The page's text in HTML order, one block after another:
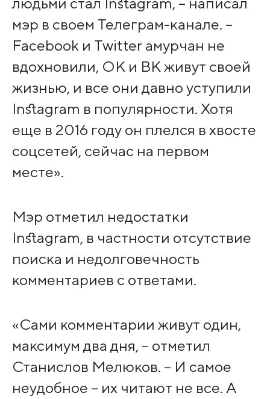
мэр в своем Телеграм-канале. –
Facebook и Twitter амурчан не
вдохновили, ОК и ВК живут своей
жизнью, и все они давно уступили
Instagram в популярности. Хотя
еще в 2016 году он плелся в хвосте
соцсетей, сейчас на первом
месте».
Мэр отметил недостатки
Instagram, в частности отсутствие
поиска и недолговечность
комментариев с ответами.
«Сами комментарии живут один,
максимум два дня, – отметил
Станислов Мелюков. – И самое
неудобное – их читают не все. А